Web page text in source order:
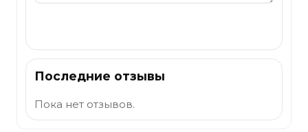
Последние отзывы
Пока нет отзывов.